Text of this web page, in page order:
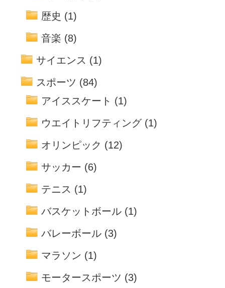
歴史 (1)
音楽 (8)
サイエンス (1)
スポーツ (84)
アイススケート (1)
ウエイトリフティング(1)
オリンピック (12)
サッカー (6)
テニス (1)
バスケットボール (1)
バレーボール (3)
マラソン (1)
モータースポーツ (3)